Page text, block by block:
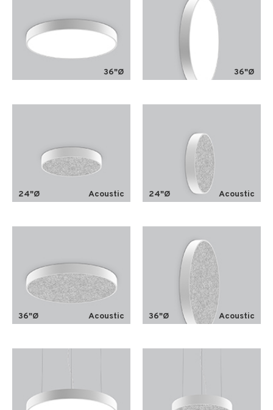
36"Ø 36"Ø
24"Ø Acoustic 24"Ø Acoustic
36"Ø Acoustic 36"Ø Acoustic